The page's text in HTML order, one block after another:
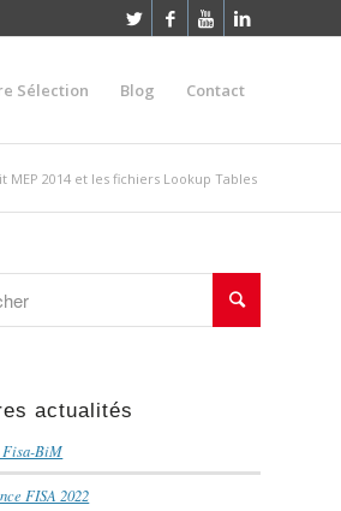
Sélection Blog Contact
MEP 2014 et les fichiers Lookup Tables
actualités
BiM
FISA 2022